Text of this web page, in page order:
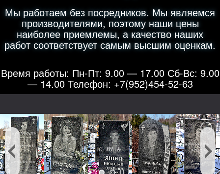
Мы работаем без посредников. Мы являемся
производителями, поэтому наши цены
наиболее приемлемы, а качество наших
работ соответствует самым высшим оценкам.
Время работы: Пн-Пт: 9.00 — 17.00 Сб-Вс: 9.00
— 14.00 Телефон: +7(952)454-52-63